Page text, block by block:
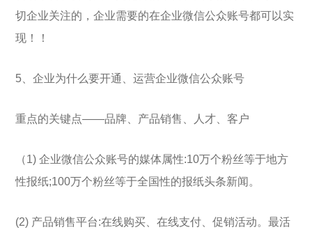
切企业关注的，企业需要的在企业微信公众账号都可以实
现！！
5、企业为什么要开通、运营企业微信公众账号
重点的关键点——品牌、产品销售、人才、客户
（1) 企业微信公众账号的媒体属性:10万个粉丝等于地方
性报纸;100万个粉丝等于全国性的报纸头条新闻。
(2) 产品销售平台:在线购买、在线支付、促销活动。最活